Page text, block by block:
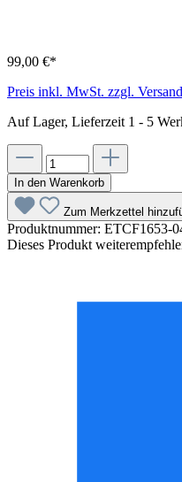
99,00 €*
Preis inkl. MwSt. zzgl.
Auf Lager, Lieferzeit 1 - 5
In den Warenkorb
Zum Merkzettel
Produktnummer: ETCF1653-
Dieses Produkt